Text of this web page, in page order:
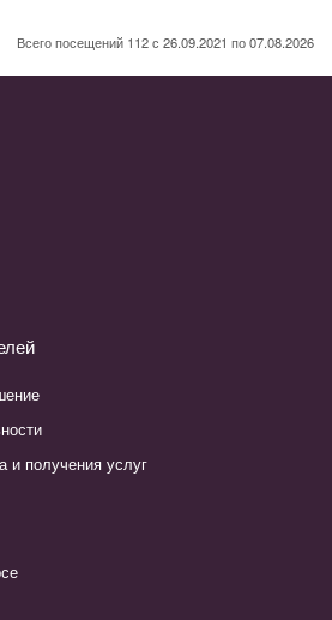
Всего посещений 112 с 26.09.2021 по 07.08.2026
и получения услуг